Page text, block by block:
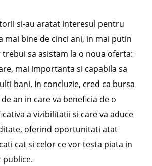
si-au aratat interesul pentru
mai bine de cinci ani, in mai putin
sa asistam la o noua oferta:
mai importanta si capabila sa
bani. In concluzie, cred ca bursa
an in care va beneficia de o
a vizibilitatii si care va aduce
oferind oportunitati atat
cat si celor ce vor testa piata in